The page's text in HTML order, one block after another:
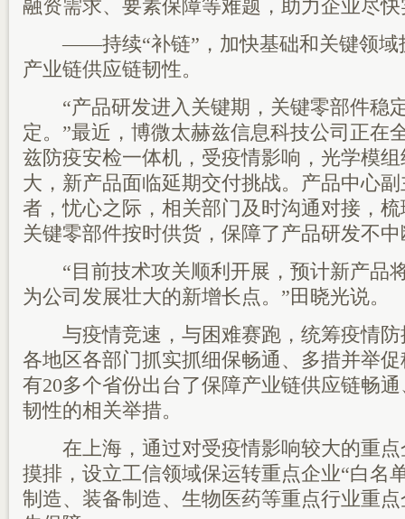
融资需求、要素保障等难题，助力企业尽
——持续“补链”，加快基础和关键领域
产业链供应链韧性。
“产品研发进入关键期，关键零部件稳
定。”最近，博微太赫兹信息科技公司正在
兹防疫安检一体机，受疫情影响，光学模
大，新产品面临延期交付挑战。产品中心
者，忧心之际，相关部门及时沟通对接，
关键零部件按时供货，保障了产品研发不
“目前技术攻关顺利开展，预计新产品
为公司发展壮大的新增长点。”田晓光说。
与疫情竞速，与困难赛跑，统筹疫情防
各地区各部门抓实抓细保畅通、多措并举
有20多个省份出台了保障产业链供应链畅
韧性的相关举措。
在上海，通过对受疫情影响较大的重点
摸排，设立工信领域保运转重点企业“白名
制造、装备制造、生物医药等重点行业重